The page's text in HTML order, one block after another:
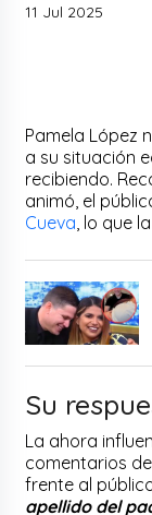
11 Jul 2025
Pamela López
a su situación
recibiendo.
animó, el
Cueva , lo que
Su
La ahora
comentarios
frente al
apellido del